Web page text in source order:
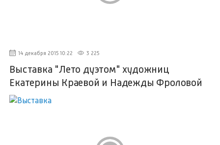
14 декабря 2015 10:22 3 225
Выставка "Лето дуэтом" художниц
Екатерины Краевой и Надежды Фроловой